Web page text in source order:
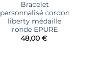
Bracelet
personnalisé cordon
liberty médaille
ronde EPURE
48,00 €